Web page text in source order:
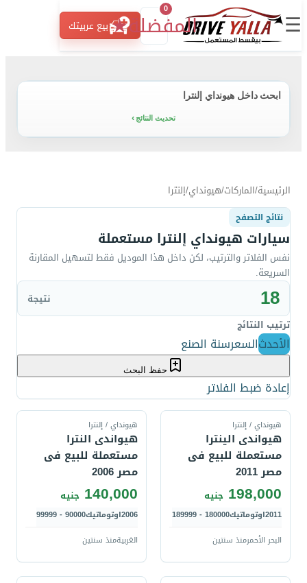
☰ المفضلة
0
★ بيع عربيتك
ابحث داخل هيونداي إلنترا
تحديث النتائج
الرئيسية/الماركات/هيونداي/إلنترا
نتائج التصفح
سيارات هيونداي إلنترا مستعملة
نفس الفلاتر والترتيب، لكن داخل هذا الموديل فقط لتسهيل المقارنة
السريعة.
18
نتيجة
ترتيب النتائج
الأحدثالسعرسنة الصنع
حفظ البحث
إعادة ضبط الفلاتر
هيونداي / إلنترا
هيواندى الينترا
مستعملة للبيع فى
مصر 2011
198,000 جنيه
2011اوتوماتيك180000 - 189999
البحر الأحمرمنذ سنتين
هيونداي / إلنترا
هيواندى النترا
مستعملة للبيع فى
مصر 2006
140,000 جنيه
2006اوتوماتيك90000 - 99999
الغربيةمنذ سنتين